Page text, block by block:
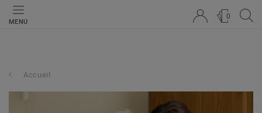
MENU
0
Accueil